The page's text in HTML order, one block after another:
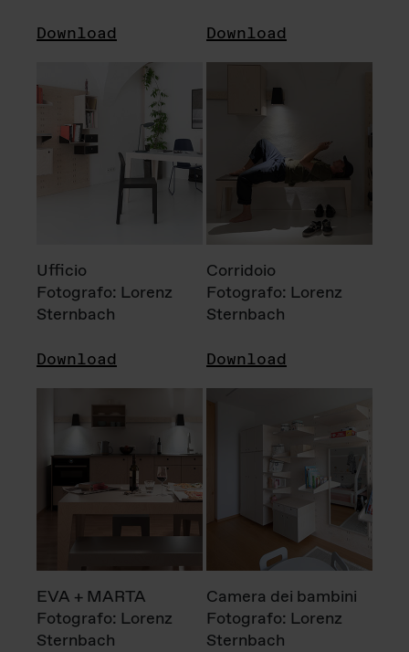
Download Download
Ufficio
Fotografo: Lorenz
Sternbach
Download
Corridoio
Fotografo: Lorenz
Sternbach
Download
EVA + MARTA
Fotografo: Lorenz
Sternbach
Camera dei bambini
Fotografo: Lorenz
Sternbach